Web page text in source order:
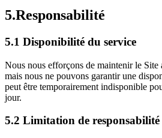
5.Responsabilité
5.1 Disponibilité du service
Nous nous efforçons de maintenir le Site
mais nous ne pouvons garantir une
peut être temporairement indisponible
jour.
5.2 Limitation de responsabilité